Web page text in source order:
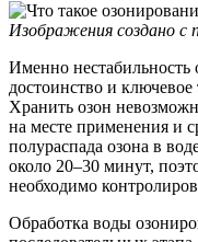
Изображения создано с
Именно нестабильность
достоинство и ключевое
Хранить озон
на месте применения и
полураспада озона в
около 20–30 минут,
необходимо
Обработка воды